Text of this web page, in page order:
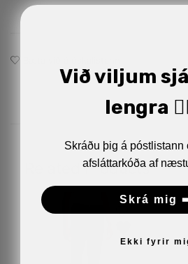
Related Products
Við viljum
lengra
Skráðu þig á póstlistann
afsláttarkóða af
Skrá mig
Ekki fyrir